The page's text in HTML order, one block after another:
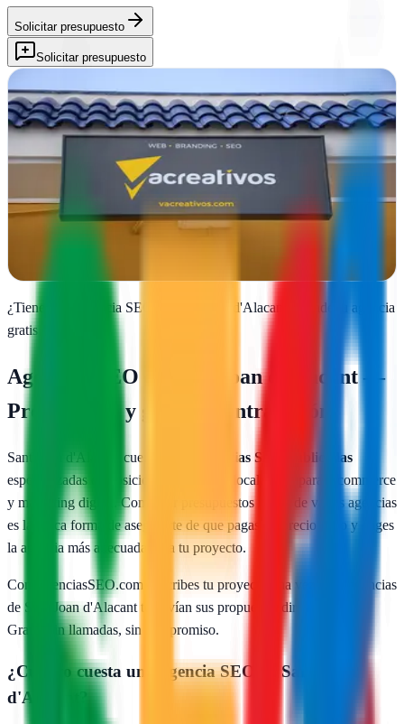
Solicitar presupuesto
Solicitar presupuesto
Vcreativos ▷ Agencia de Marketing
Sant Joan d'Alacant, Alicante
Vcreativos transforma ideas en resultados digitales desde Alicante.
Diseño web y estrategias de marketing que conectan tu marca con
clientes reales
Ver ficha
¿Tienes una agencia SEO en Sant Joan d'Alacant
Añade tu agencia
gratis
Agencias SEO en Sant Joan d'Alacant —
Presupuesto y guía de contratación
Sant Joan d'Alacant cuenta con
agencias SEO publicadas
especializadas en posicionamiento web local, SEO para e-commerce
y marketing digital. Comparar presupuestos reales de varias agencias
es la única forma de asegurarte de que pagas un precio justo y eliges
la agencia más adecuada para tu proyecto.
Con AgenciasSEO.com describes tu proyecto una vez y las agencias
de Sant Joan d'Alacant te envían sus propuestas directamente.
Gratis, sin llamadas, sin compromiso.
¿Cuánto cuesta una agencia SEO en Sant Joan
d'Alacant